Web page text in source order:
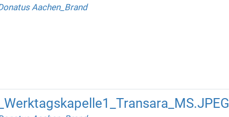
Aachen_Brand